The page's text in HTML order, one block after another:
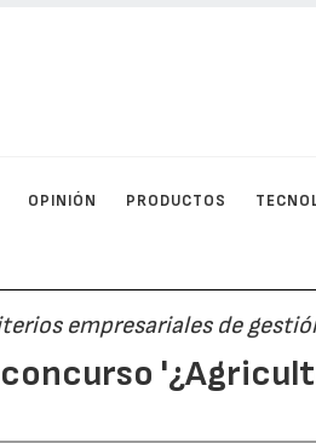
OPINIÓN PRODUCTOS
empresariales de